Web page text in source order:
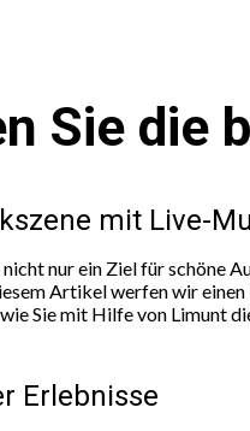
Sie die
mit Live-
nur ein Ziel für schöne
Artikel werfen wir
Sie mit Hilfe von Limunt
Erlebnisse